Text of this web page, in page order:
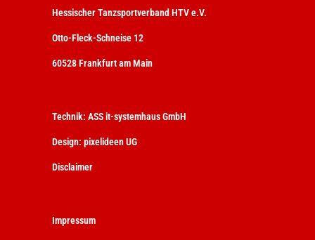
Hessischer Tanzsportverband HTV e.V.
Otto-Fleck-Schneise 12
60528 Frankfurt am Main
Technik: ASS it-systemhaus GmbH
Design: pixelideen UG
Disclaimer
Impressum